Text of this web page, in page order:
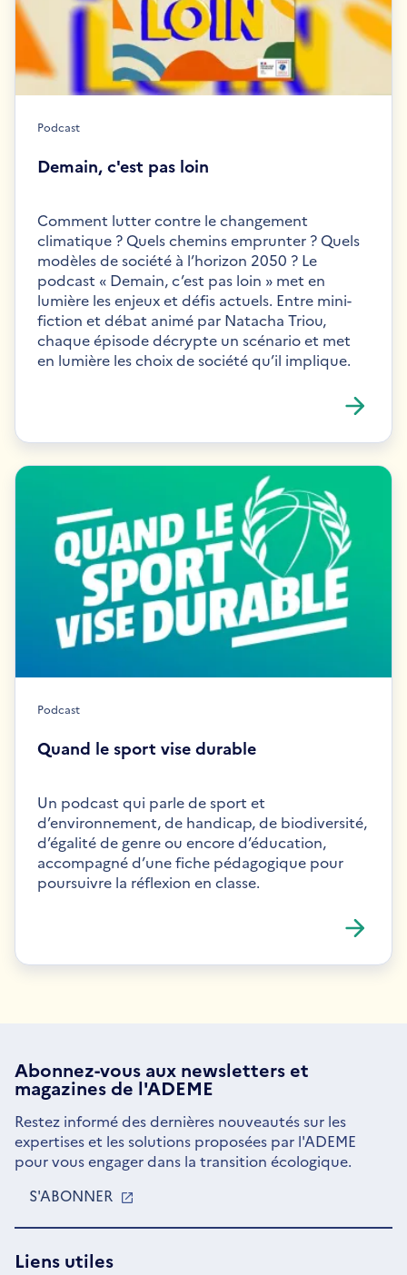
Podcast
Demain, c'est pas loin
Comment lutter contre le changement
climatique ? Quels chemins emprunter ? Quels
modèles de société à l’horizon 2050 ? Le
podcast « Demain, c’est pas loin » met en
lumière les enjeux et défis actuels. Entre mini-
fiction et débat animé par Natacha Triou,
chaque épisode décrypte un scénario et met
en lumière les choix de société qu’il implique.
Podcast
Quand le sport vise durable
Un podcast qui parle de sport et
d’environnement, de handicap, de biodiversité,
d’égalité de genre ou encore d’éducation,
accompagné d’une fiche pédagogique pour
poursuivre la réflexion en classe.
Abonnez-vous aux newsletterset
magazines de l'ADEME
Restez informé des dernières nouveautés sur les
expertises et les solutions proposées par l'ADEME
pour vous engager dans la transition écologique.
S'ABONNER
UNE
Liens utiles